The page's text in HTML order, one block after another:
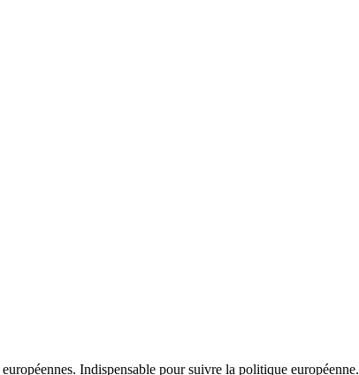
Indispensable pour suivre la politique européenne.